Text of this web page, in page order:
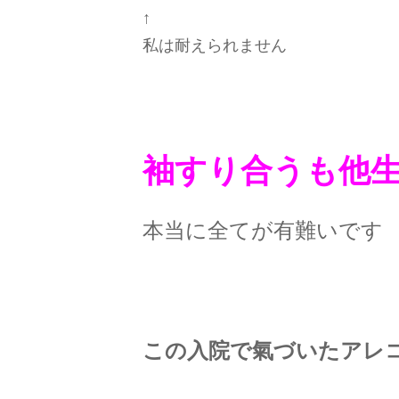
↑
私は耐えられません
袖すり合うも他
本当に全てが有難いです
この入院で氣づいたアレ